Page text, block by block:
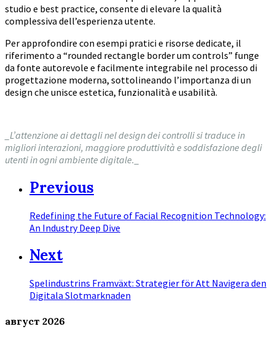
studio e best practice, consente di elevare la qualità
complessiva dell’esperienza utente.
Per approfondire con esempi pratici e risorse dedicate, il
riferimento a “rounded rectangle border um controls” funge
da fonte autorevole e facilmente integrabile nel processo di
progettazione moderna, sottolineando l’importanza di un
design che unisce estetica, funzionalità e usabilità.
_L’attenzione ai dettagli nel design dei controlli si traduce in
migliori interazioni, maggiore produttività e soddisfazione degli
utenti in ogni ambiente digitale._
Previous
Redefining the Future of Facial Recognition Technology:
An Industry Deep Dive
Next
Spelindustrins Framväxt: Strategier för Att Navigera den
Digitala Slotmarknaden
август 2026